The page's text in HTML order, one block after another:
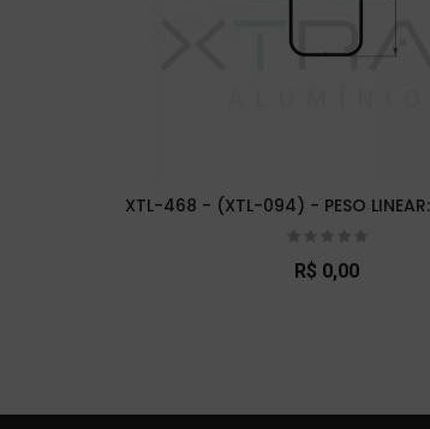
XTL-468 - (XTL-094) - PESO
R$ 0,00